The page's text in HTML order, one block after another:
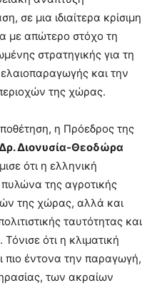
σε μια ιδιαίτερα κρίσιμη
με απώτερο στόχο τη
στρατηγικής για τη
και την
της χώρας.
η Πρόεδρος της
Διονυσία-Θεοδώρα
ότι η ελληνική
της αγροτικής
της χώρας, αλλά και
ταυτότητας και
ότι η κλιματική
πιο έντονα την παραγωγή,
των ακραίων